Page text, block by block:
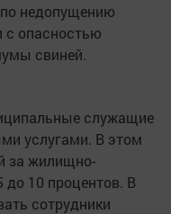
недопущению
с опасностью
свиней.
служащие
услугами. В этом
за жилищно-
до 10 процентов. В
сотрудники